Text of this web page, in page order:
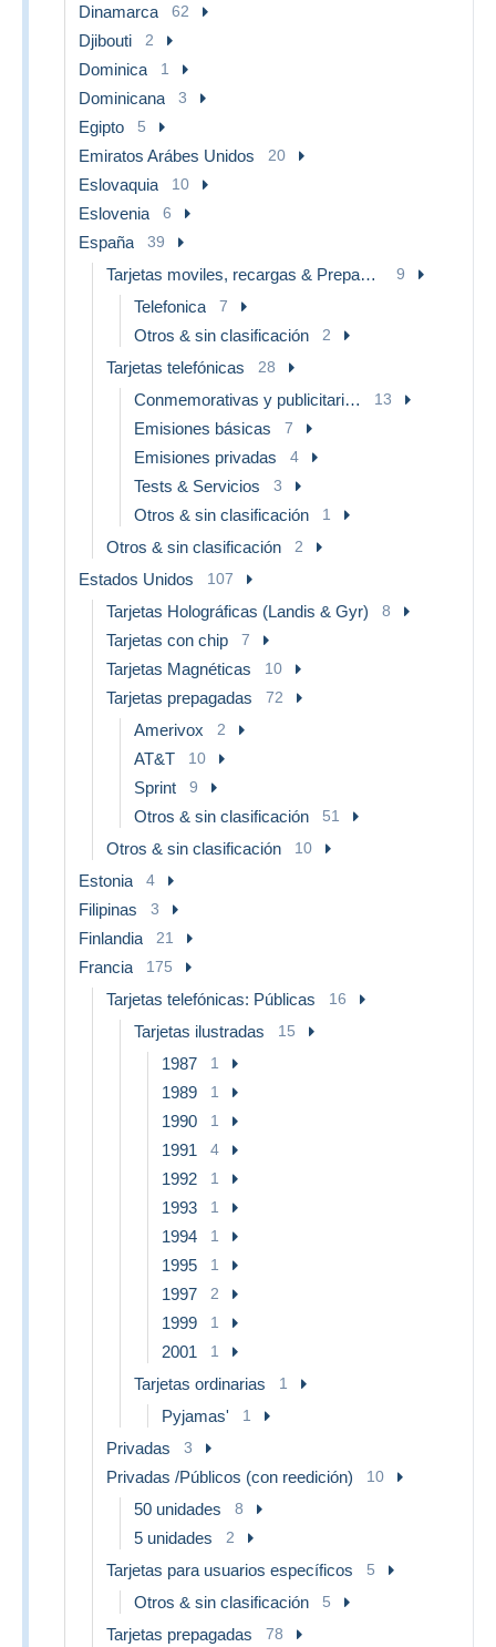
Dinamarca 62
Djibouti 2
Dominica 1
Dominicana 3
Egipto 5
Emiratos Arábes Unidos 20
Eslovaquia 10
Eslovenia 6
España 39
Tarjetas moviles, recargas & Prepagadas 9
Telefonica 7
Otros & sin clasificación 2
Tarjetas telefónicas 28
Conmemorativas y publicitarias 13
Emisiones básicas 7
Emisiones privadas 4
Tests & Servicios 3
Otros & sin clasificación 1
Otros & sin clasificación 2
Estados Unidos 107
Tarjetas Holográficas (Landis & Gyr) 8
Tarjetas con chip 7
Tarjetas Magnéticas 10
Tarjetas prepagadas 72
Amerivox 2
AT&T 10
Sprint 9
Otros & sin clasificación 51
Otros & sin clasificación 10
Estonia 4
Filipinas 3
Finlandia 21
Francia 175
Tarjetas telefónicas: Públicas 16
Tarjetas ilustradas 15
1987 1
1989 1
1990 1
1991 4
1992 1
1993 1
1994 1
1995 1
1997 2
1999 1
2001 1
Tarjetas ordinarias 1
Pyjamas' 1
Privadas 3
Privadas /Públicos (con reedición) 10
50 unidades 8
5 unidades 2
Tarjetas para usuarios específicos 5
Otros & sin clasificación 5
Tarjetas prepagadas 78